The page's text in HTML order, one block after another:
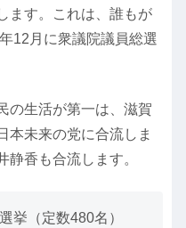
ます。これは、誰もが
12月に衆議院議員総選
の生活が第一は、滋賀
本未来の党に合流しま
静香も合流します。
挙（定数480名）